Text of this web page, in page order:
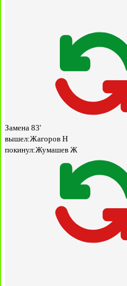
Замена 83'
вышел:Жагоров Н
покинул:Жумашев Ж